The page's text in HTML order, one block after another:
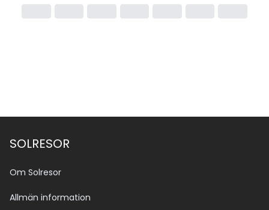
SOLRESOR
Om Solresor
Allmän information